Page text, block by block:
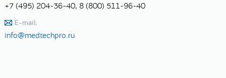
+7 (495) 204-36-40, 8 (800) 511-96-40
E-mail:
info@medtechpro.ru